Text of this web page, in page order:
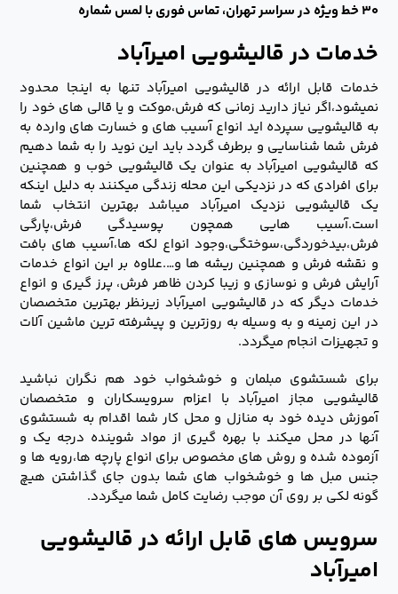
۳۰ خط ویژه در سراسر تهران، تماس فوری با لمس شماره
خدمات در قالیشویی امیرآباد
خدمات قابل ارائه در قالیشویی امیرآباد تنها به اینجا محدود
نمیشود،اگر نیاز دارید زمانی که فرش،موکت و یا قالی های خود را
به قالیشویی سپرده اید انواع آسیب های و خسارت های وارده به
فرش شما شناسایی و برطرف گردد باید این نوید را به شما دهیم
که قالیشویی امیرآباد به عنوان یک قالیشویی خوب و همچنین
برای افرادی که در نزدیکی این محله زندگی میکنند به دلیل اینکه
یک قالیشویی نزدیک امیرآباد میباشد بهترین انتخاب شما
است.آسیب هایی همچون پوسیدگی فرش،پارگی
فرش،بیدخوردگی،سوختگی،وجود انواع لکه ها،آسیب های بافت
و نقشه فرش و همچنین ریشه ها و….علاوه بر این انواع خدمات
آرایش فرش و نوسازی و زیبا کردن ظاهر فرش، پرز گیری و انواع
خدمات دیگر که در قالیشویی امیرآباد زیرنظر بهترین متخصصان
در این زمینه و به وسیله به روزترین و پیشرفته ترین ماشین آلات
و تجهیزات انجام میگردد.
برای شستشوی مبلمان و خوشخواب خود هم نگران نباشید
قالیشویی مجاز امیرآباد با اعزام سرویسکاران و متخصصان
آموزش دیده خود به منازل و محل کار شما اقدام به شستشوی
آنها در محل میکند با بهره گیری از مواد شوینده درجه یک و
آزموده شده و روش های مخصوص برای انواع پارچه ها،رویه ها و
جنس مبل ها و خوشخواب های شما بدون جای گذاشتن هیچ
گونه لکی بر روی آن موجب رضایت کامل شما میگردد.
سرویس های قابل ارائه در قالیشویی
امیرآباد